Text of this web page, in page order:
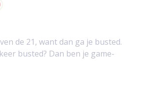
de 21, want dan ga je busted.
busted? Dan ben je game-